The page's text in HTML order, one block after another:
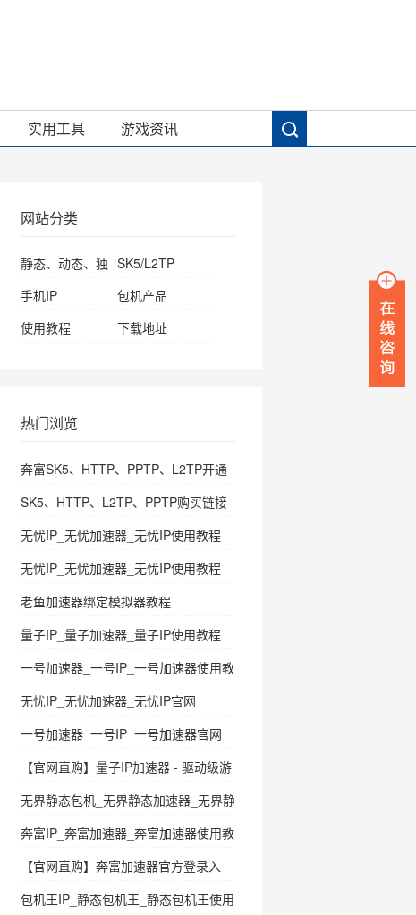
实用工具 游戏资讯
网站分类
静态、动态、独 SK5/L2TP
手机IP
包机产品
使用教程
下载地址
热门浏览
奔富SK5、HTTP、PPTP、L2TP开通
SK5、HTTP、L2TP、PPTP购买链接
无忧IP_无忧加速器_无忧IP使用教程
无忧IP_无忧加速器_无忧IP使用教程
老鱼加速器绑定模拟器教程
量子IP_量子加速器_量子IP使用教程
一号加速器_一号IP_一号加速器使用教
无忧IP_无忧加速器_无忧IP官网
一号加速器_一号IP_一号加速器官网
【官网直购】量子IP加速器 - 驱动级游
无界静态包机_无界静态加速器_无界静
奔富IP_奔富加速器_奔富加速器使用教
【官网直购】奔富加速器官方登录入
SK5/HTTP/L2TP/PPTP
包机王IP_静态包机王_静态包机王使用